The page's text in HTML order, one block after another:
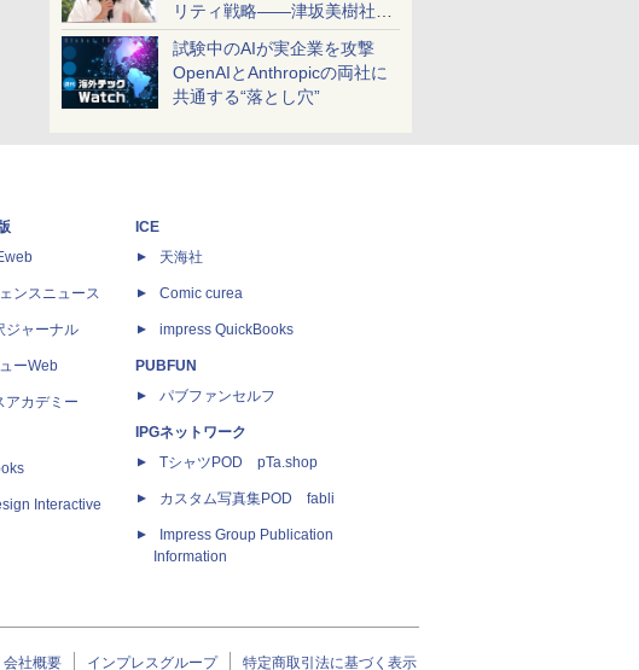
リティ戦略――津坂美樹社長
が2027年度戦略を説明
試験中のAIが実企業を攻撃
OpenAIとAnthropicの両社に
共通する“落とし穴”
ンスニュース
ジャーナル
ーWeb
アカデミー
Interactive
ICE
天海社
Comic curea
impress QuickBooks
PUBFUN
パブファンセルフ
IPGネットワーク
TシャツPOD pTa.shop
カスタム写真集POD fabli
Impress Group Publication
Information
会社概要 インプレスグループ 特定商取引法に基づく表示